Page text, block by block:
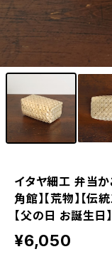
イタヤ細工 弁当か
角館】【荒物】【伝
【父の日 お誕生日】
¥6,050